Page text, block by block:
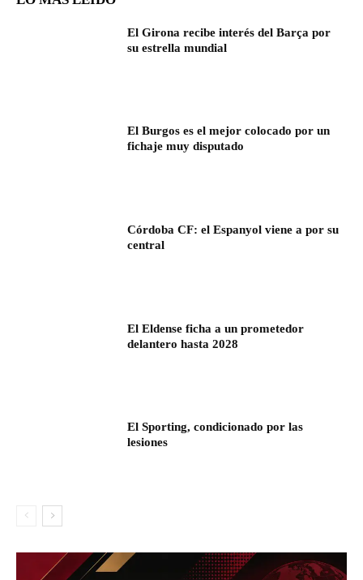
El Girona recibe interés del Barça por
su estrella mundial
El Burgos es el mejor colocado por un
fichaje muy disputado
Córdoba CF: el Espanyol viene a por su
central
El Eldense ficha a un prometedor
delantero hasta 2028
El Sporting, condicionado por las
lesiones